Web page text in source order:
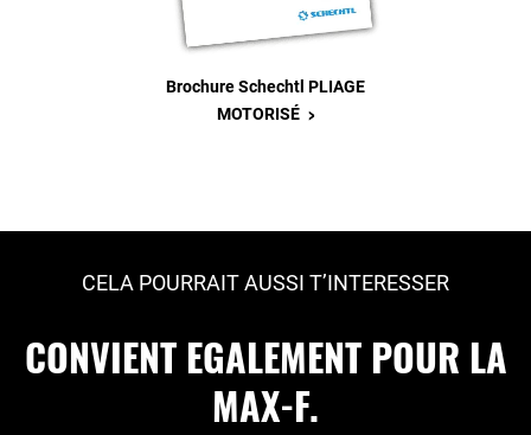
Brochure Schechtl PLIAGE
MOTORISÉ >
CELA POURRAIT AUSSI T’INTERESSER
CONVIENT EGALEMENT POUR LA
MAX-F.